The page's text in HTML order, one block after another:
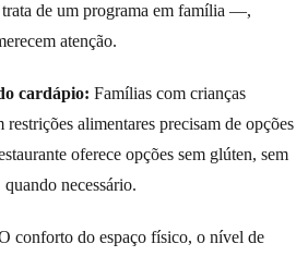
trata de um programa em família —,
atenção.
cardápio: Famílias com crianças
restrições alimentares precisam de opções
oferece opções sem glúten, sem
necessário.
conforto do espaço físico, o nível de